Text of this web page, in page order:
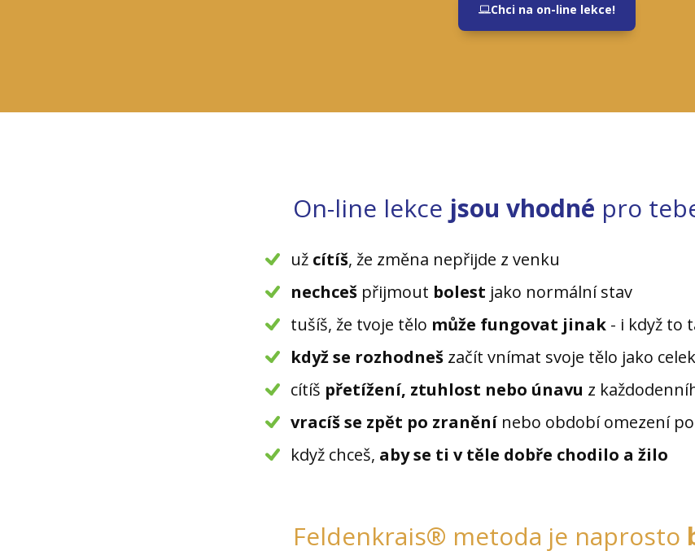
Chci na on-line lekce!
On-line lekce jsou vhodné pro
už cítíš, že změna nepřijde z venku
nechceš přijmout bolest jako normální stav
tušíš, že tvoje tělo může fungovat jinak - i když to
když se rozhodneš začít vnímat svoje tělo jako celek
cítíš přetížení, ztuhlost nebo únavu z
vracíš se zpět po zraněnínebo období omezení
když chceš, aby se ti v těle dobře chodilo a žilo
Feldenkrais® metoda je naprosto